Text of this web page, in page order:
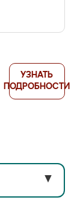
УЗНАТЬ
ПОДРОБНОСТИ
▼